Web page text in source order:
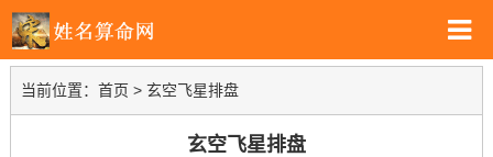
当前位置： 首页 > 玄空飞星排盘
玄空飞星排盘